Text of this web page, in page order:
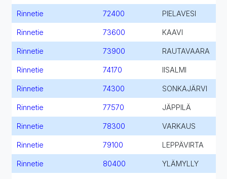
Rinnetie 72400 PIELAVESI
Rinnetie 73600 KAAVI
Rinnetie 73900 RAUTAVAARA
Rinnetie 74170 IISALMI
Rinnetie 74300 SONKAJÄRVI
Rinnetie 77570 JÄPPILÄ
Rinnetie 78300 VARKAUS
Rinnetie 79100 LEPPÄVIRTA
Rinnetie 80400 YLÄMYLLY